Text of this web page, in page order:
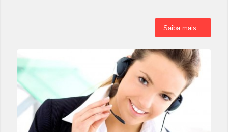
Saiba mais...